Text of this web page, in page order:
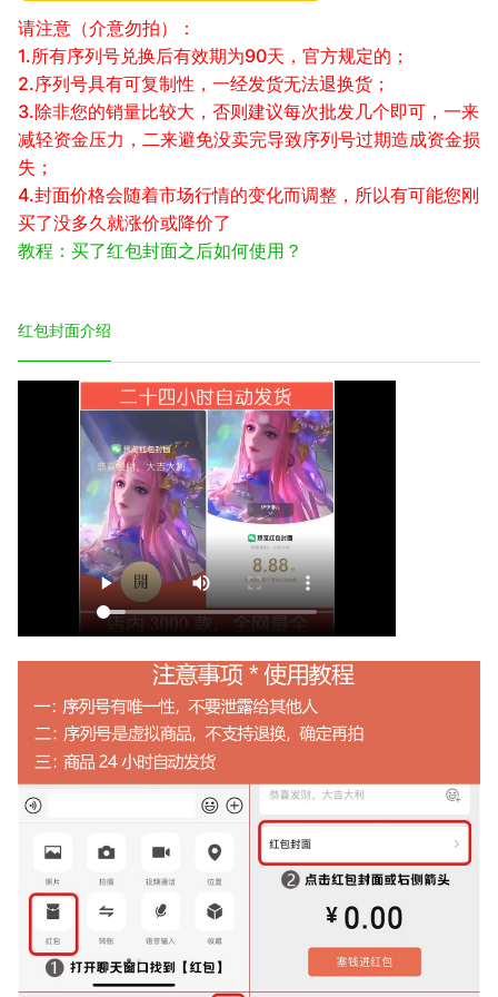
请注意（介意勿拍）：
1.所有序列号兑换后有效期为90天，官方规定的；
2.序列号具有可复制性，一经发货无法退换货；
3.除非您的销量比较大，否则建议每次批发几个即可，一来
减轻资金压力，二来避免没卖完导致序列号过期造成资金损
失；
4.封面价格会随着市场行情的变化而调整，所以有可能您刚
买了没多久就涨价或降价了
教程：买了红包封面之后如何使用？
红包封面介绍